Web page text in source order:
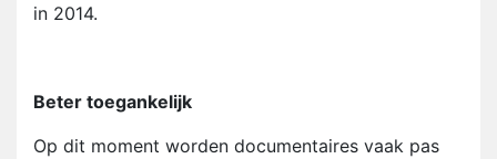
in 2014.
Beter toegankelijk
Op dit moment worden documentaires vaak pas